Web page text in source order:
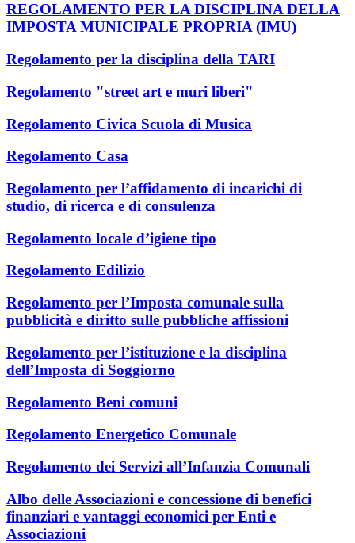
REGOLAMENTO PER LA DISCIPLINA DELLA
IMPOSTA MUNICIPALE PROPRIA (IMU)
Regolamento per la disciplina della TARI
Regolamento "street art e muri liberi"
Regolamento Civica Scuola di Musica
Regolamento Casa
Regolamento per l’affidamento di incarichi di
studio, di ricerca e di consulenza
Regolamento locale d’igiene tipo
Regolamento Edilizio
Regolamento per l’Imposta comunale sulla
pubblicità e diritto sulle pubbliche affissioni
Regolamento per l’istituzione e la disciplina
dell’Imposta di Soggiorno
Regolamento Beni comuni
Regolamento Energetico Comunale
Regolamento dei Servizi all’Infanzia Comunali
Albo delle Associazioni e concessione di benefici
finanziari e vantaggi economici per Enti e
Associazioni